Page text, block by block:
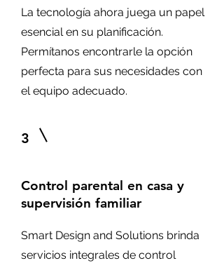
La tecnología ahora juega un papel
esencial en su planificación.
Permítanos encontrarle la opción
perfecta para sus necesidades con
el equipo adecuado.
3
Control parental en casa y
supervisión familiar
Smart Design and Solutions brinda
servicios integrales de control